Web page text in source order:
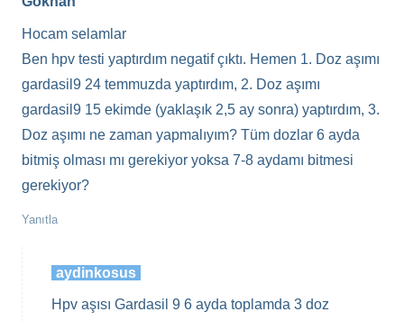
Hocam selamlar
Ben hpv testi yaptırdım negatif çıktı. Hemen 1. Doz aşımı
gardasil9 24 temmuzda yaptırdım, 2. Doz aşımı
gardasil9 15 ekimde (yaklaşık 2,5 ay sonra) yaptırdım, 3.
Doz aşımı ne zaman yapmalıyım? Tüm dozlar 6 ayda
bitmiş olması mı gerekiyor yoksa 7-8 aydamı bitmesi
gerekiyor?
Yanıtla
aydinkosus
Hpv aşısı Gardasil 9 6 ayda toplamda 3 doz